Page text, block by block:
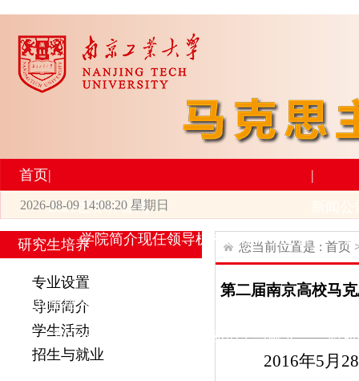
首页|
2026世界杯官网
学院简介现任领导机构设置师资力量
|
研究生培养
专业设置
学生活动招生与就业
科
2026-08-09 14:08:20 星期日
研究生培养
专业设置
导师简介
学生活动
招生与就业
您当前位置是 : 首页
第二届南京高校马
2016年5 月 28